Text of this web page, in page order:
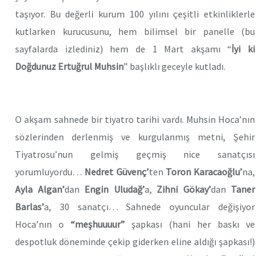
taşıyor. Bu değerli kurum 100 yılını çeşitli etkinliklerle
kutlarken kurucusunu, hem bilimsel bir panelle (bu
sayfalarda izlediniz) hem de 1 Mart akşamı “İyi ki
Doğdunuz Ertuğrul Muhsin” başlıklı geceyle kutladı.
O akşam sahnede bir tiyatro tarihi vardı. Muhsin Hoca’nın
sözlerinden derlenmiş ve kurgulanmış metni, Şehir
Tiyatrosu’nun gelmiş geçmiş nice sanatçısı
yorumluyordu… Nedret Güvenç’ten Toron Karacaoğlu’na,
Ayla Algan’dan Engin Uludağ’a, Zihni Gökay’dan Taner
Barlas’a, 30 sanatçı… Sahnede oyuncular değişiyor
Hoca’nın o “meşhuuuur” şapkası (hani her baskı ve
despotluk döneminde çekip giderken eline aldığı şapkası!)